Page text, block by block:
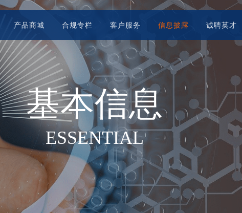
进小康 — 小康所在 心之所安
公司介绍 股东介绍 企业文化
闻中心 — 小康所在 心之所安
公司新闻 股东新闻 媒体报道
产品商城
品商城 — 小康所在 心之所安
健康险 寿险 意外险
合规专栏
规专栏 — 小康所在 心之所安
防范和打击非法集资 扫黑除恶
客户服务
户服务 — 小康所在 心之所安
个人保单查询验真 保全服务
单证下载 投诉服务 消费者
健康管理服务
信息披露
息披露 — 小康所在 心之所安
基本信息 年度信息 重大事项
诚聘英才
聘英才 — 小康所在 心之所安
加入我们 招聘职位
基本信息
ESSENTIAL